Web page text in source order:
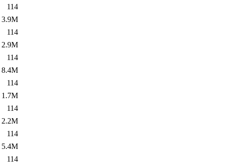
114
3.9M
114
2.9M
114
8.4M
114
1.7M
114
2.2M
114
5.4M
114